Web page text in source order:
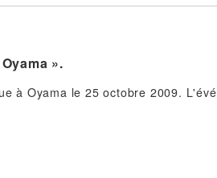
».
à Oyama le 25 octobre 2009.